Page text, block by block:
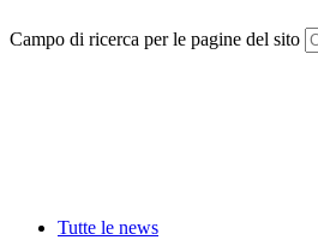
Campo di ricerca per le pagine del sito
Tutte le news